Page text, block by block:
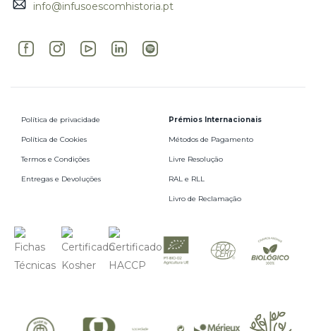
info@infusoescomhistoria.pt
Política de privacidade
Política de Cookies
Termos e Condições
Entregas e Devoluções
Prémios Internacionais
Métodos de Pagamento
Livre Resolução
RAL e RLL
Livro de Reclamação